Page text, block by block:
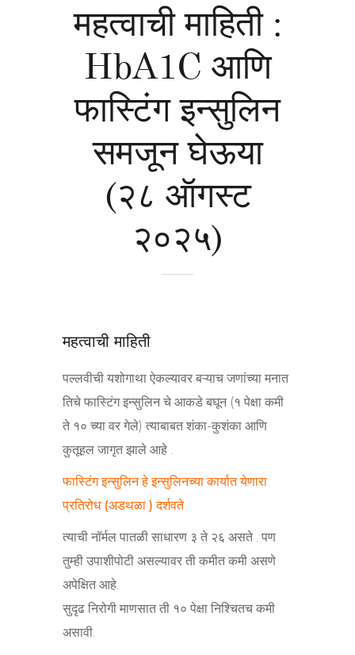
महत्वाची माहिती :
HbA1C आणि
फास्टिंग इन्सुलिन
समजून घेऊया
(२८ ऑगस्ट
२०२५)
महत्वाची माहिती
पल्लवीची यशोगाथा ऐकल्यावर बऱ्याच जणांच्या मनात
तिचे फास्टिंग इन्सुलिन चे आकडे बघून (१ पेक्षा कमी
ते १० च्या वर गेले) त्याबाबत शंका-कुशंका आणि
कुतूहल जागृत झाले आहे .
फास्टिंग इन्सुलिन हे इन्सुलिनच्या कार्यात येणारा
प्रतिरोध (अडथळा ) दर्शवते
त्याची नॉर्मल पातळी साधारण ३ ते २६ असते . पण
तुम्ही उपाशीपोटी असल्यावर ती कमीत कमी असणे
अपेक्षित आहे.
सुदृढ निरोगी माणसात ती १० पेक्षा निश्चितच कमी
असावी.